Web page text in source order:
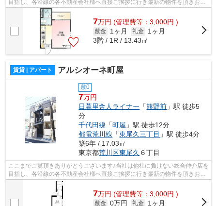
目指し、各沿線の各不動産会社様へ直接ご挨拶に行き最新の物件を頂きお客
様へ提供しております！最新の情報は...
7万円 (管理費等：3,000円 )
敷金 1ヶ月 礼金
1ヶ月
3階 / 1R / 13.43㎡
賃貸 | アパート アルシオーネ町屋
敷0
7万円
日暮里舎人ライナー 「熊野前 」駅 徒歩5
分
千代田線 「町屋 」駅 徒歩12分
都電荒川線 「東尾久三丁目 」駅 徒歩4分
築6年 / 17.03㎡
東京都荒川区東尾久 ６丁目
ここまでご覧頂きありがとうございます♪当社は他社に負けない総合仲介店を
目指し、各沿線の各不動産会社様へ直接ご挨拶に行き最新の物件を頂きお客
様へ提供しております！最新の情報は...
7万円 (管理費等：3,000円 )
敷金 0万円 礼金 1ヶ月